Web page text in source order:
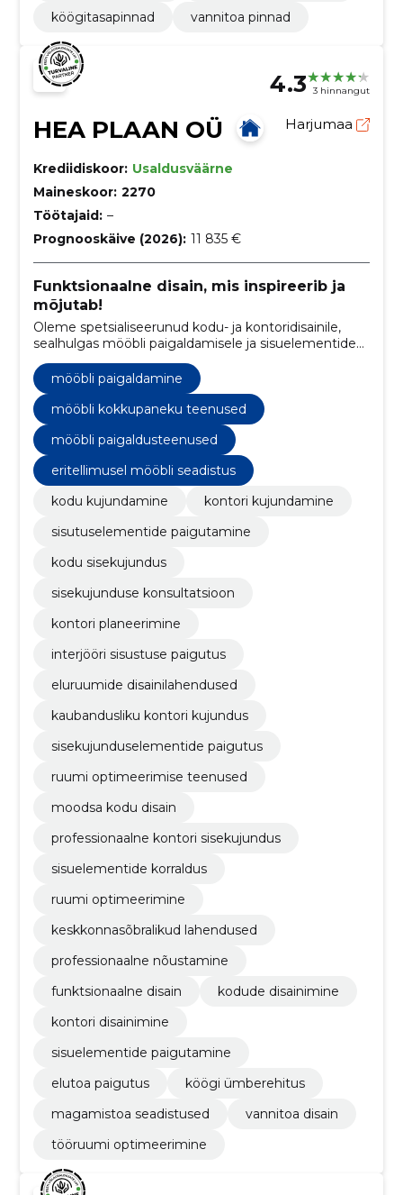
köögitasapinnad
vannitoa pinnad
4.3 3 hinnangut
HEA PLAAN OÜ Harjumaa
Krediidiskoor: Usaldusväärne
Maineskoor: 2270
Töötajaid: –
Prognooskäive (2026): 11 835 €
Funktsionaalne disain, mis inspireerib ja
mõjutab!
Oleme spetsialiseerunud kodu- ja kontoridisainile,
sealhulgas mööbli paigaldamisele ja sisuelementide
strateegilisele paigutamisele.
mööbli paigaldamine
mööbli kokkupaneku teenused
mööbli paigaldusteenused
eritellimusel mööbli seadistus
kodu kujundamine
kontori kujundamine
sisutuselementide paigutamine
kodu sisekujundus
sisekujunduse konsultatsioon
kontori planeerimine
interjööri sisustuse paigutus
eluruumide disainilahendused
kaubandusliku kontori kujundus
sisekujunduselementide paigutus
ruumi optimeerimise teenused
moodsa kodu disain
professionaalne kontori sisekujundus
sisuelementide korraldus
ruumi optimeerimine
keskkonnasõbralikud lahendused
professionaalne nõustamine
funktsionaalne disain
kodude disainimine
kontori disainimine
sisuelementide paigutamine
elutoa paigutus
köögi ümberehitus
magamistoa seadistused
vannitoa disain
tööruumi optimeerimine